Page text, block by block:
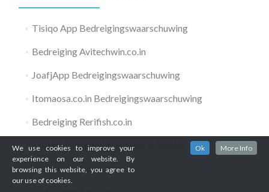
Tisiqo App Bedreigingswaarschuwing
Bedreiging Avitechwin.co.in
JoafjApp Bedreigingswaarschuwing
Itomaosa.co.in Bedreigingswaarschuwing
Bedreiging Rerifish.co.in
Trktacular Bedreigingswaarschuwing
Bedreiging Suaiqi App
We use cookies to improve your
experience on our website. By
browsing this website, you agree to
our use of cookies.
Ok More Info